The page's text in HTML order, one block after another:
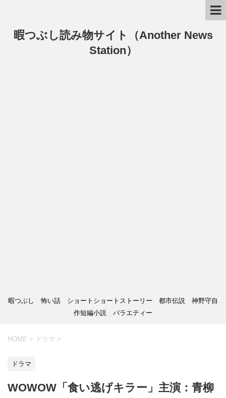
暇つぶし読み物サイト（Another News
Station）
暇つぶし 怖い話 ショートショートストーリー 都市伝説 神野守自
作短編小説 バラエティー
HOME > ドラマ >
ドラマ
WOWOW「食い逃げキラー」主演：青柳